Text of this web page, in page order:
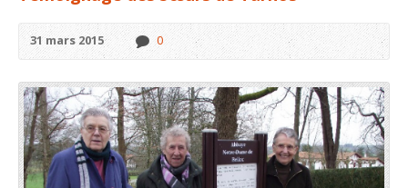
31 mars 2015 0